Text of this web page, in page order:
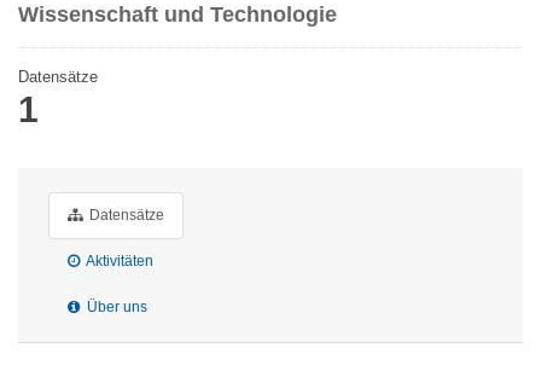
Wissenschaft und Technologie
Datensätze
1
Datensätze
Aktivitäten
Über uns